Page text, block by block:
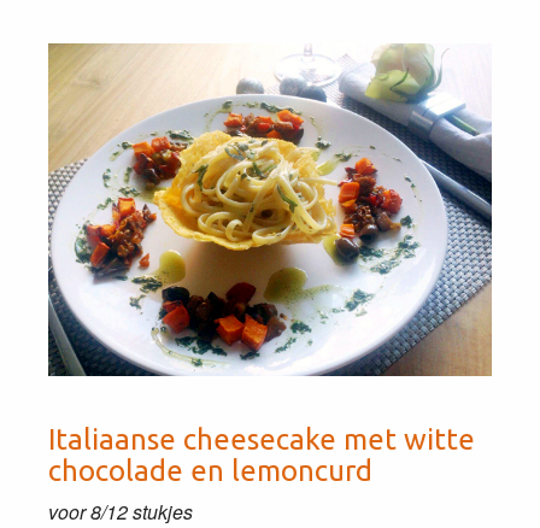
Italiaanse cheesecake met witte
chocolade en lemoncurd
voor 8/12 stukjes